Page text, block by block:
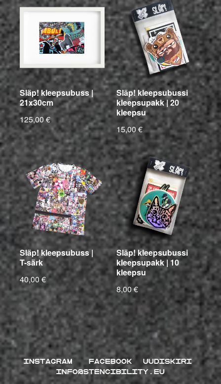
Släp! kleepsubuss |
21x30cm
125,00 €
Släp! kleepsubussi
kleepsupakk | 20
kleepsu
15,00 €
Släp! kleepsubuss |
T-särk
40,00 €
Släp! kleepsubussi
kleepsupakk | 10
kleepsu
8,00 €
INSTAGRAM FACEBOOK
UUDISKIRI
INFO@STENCIBILITY.EU